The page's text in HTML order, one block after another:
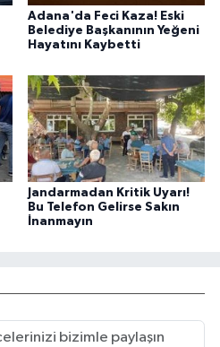
Adana'da Feci Kaza! Eski
Belediye Başkanının Yeğeni
Hayatını Kaybetti
Jandarmadan Kritik Uyarı!
Bu Telefon Gelirse Sakın
İnanmayın